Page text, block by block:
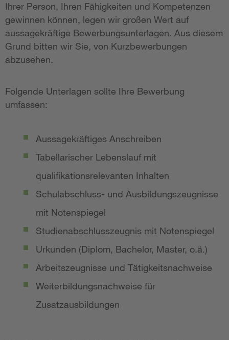
Ihrer Person, Ihren Fähigkeiten und Kompetenzen
gewinnen können, legen wir großen Wert auf
aussagekräftige Bewerbungsunterlagen. Aus diesem
Grund bitten wir Sie, von Kurzbewerbungen
abzusehen.
Folgende Unterlagen sollte Ihre Bewerbung
umfassen:
Aussagekräftiges Anschreiben
Tabellarischer Lebenslauf mit
qualifikationsrelevanten Inhalten
Schulabschluss- und Ausbildungszeugnisse
mit Notenspiegel
Studienabschlusszeugnis mit Notenspiegel
Urkunden (Diplom, Bachelor, Master, o.ä.)
Arbeitszeugnisse und Tätigkeitsnachweise
Weiterbildungsnachweise für
Zusatzausbildungen